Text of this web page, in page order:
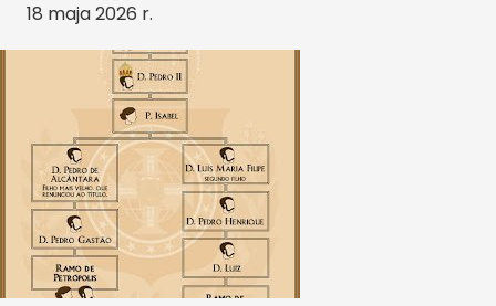
18 maja 2026 r.